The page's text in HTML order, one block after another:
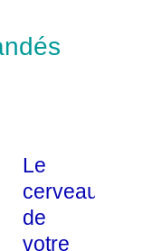
Le
cerveau
de
votre